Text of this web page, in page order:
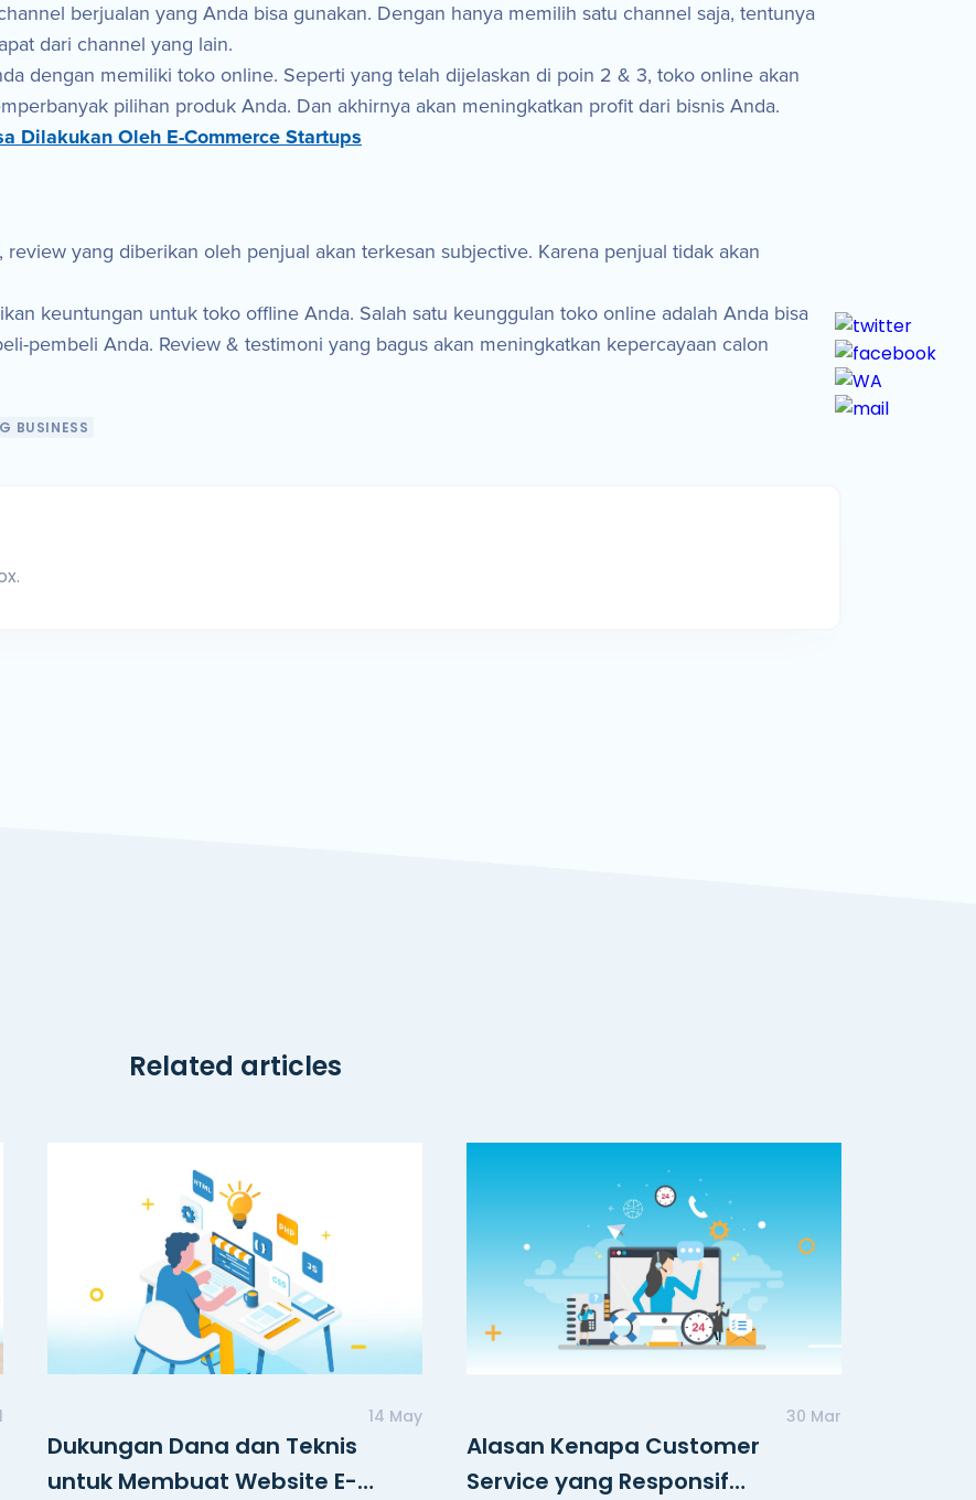
berjualan yang Anda bisa gunakan. Dengan hanya memilih satu channel saja, tentunya
dari channel yang lain.
dengan memiliki toko online. Seperti yang telah dijelaskan di poin 2 & 3, toko online akan
pilihan produk Anda. Dan akhirnya akan meningkatkan profit dari bisnis Anda.
Dilakukan Oleh E-Commerce Startups
yang diberikan oleh penjual akan terkesan subjective. Karena penjual tidak akan
keuntungan untuk toko offline Anda. Salah satu keunggulan toko online adalah Anda bisa
pembeli Anda. Review & testimoni yang bagus akan meningkatkan kepercayaan calon
BUSINESS
Related articles
14 May
Dukungan Dana dan Teknis
untuk Membuat Website E-
30 Mar
Alasan Kenapa Customer
Service yang Responsif